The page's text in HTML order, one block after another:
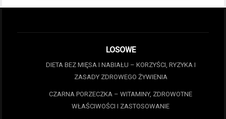
LOSOWE
DIETA BEZ MIĘSA I NABIAŁU – KORZYŚCI, RYZYKA I
ZASADY ZDROWEGO ŻYWIENIA
CZARNA PORZECZKA – WITAMINY, ZDROWOTNE
WŁAŚCIWOŚCI I ZASTOSOWANIE